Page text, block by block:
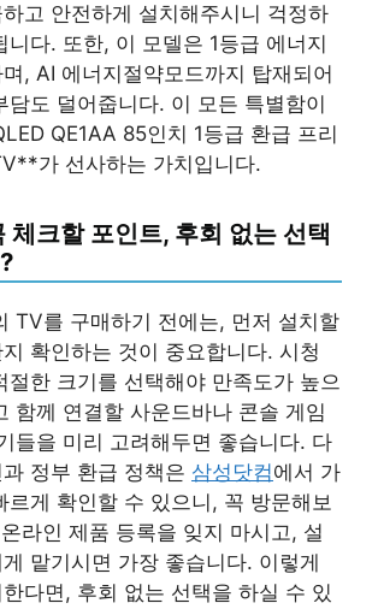
고 안전하게 설치해주시니 걱정하
니다. 또한, 이 모델은 1등급 에너지
, AI 에너지절약모드까지 탑재되어
담도 덜어줍니다. 이 모든 특별함이
QE1AA 85인치 1등급 환급 프리
가 선사하는 가치입니다.
체크할 포인트, 후회 없는 선택
TV를 구매하기 전에는, 먼저 설치할
확인하는 것이 중요합니다. 시청
절한 크기를 선택해야 만족도가 높으
함께 연결할 사운드바나 콘솔 게임
들을 미리 고려해두면 좋습니다. 다
정부 환급 정책은 삼성닷컴에서 가
르게 확인할 수 있으니, 꼭 방문해보
라인 제품 등록을 잊지 마시고, 설
맡기시면 가장 좋습니다. 이렇게
다면, 후회 없는 선택을 하실 수 있